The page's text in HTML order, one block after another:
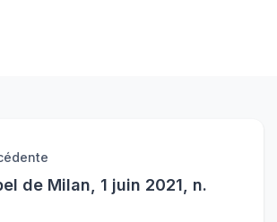
de Milan, 1 juin 2021, n.